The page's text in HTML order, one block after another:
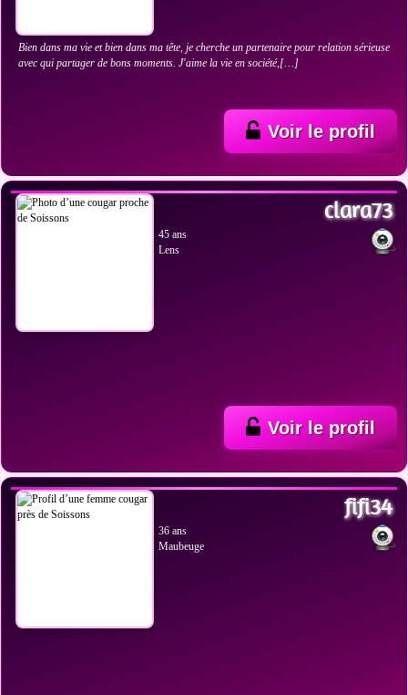
Bien dans ma vie et bien dans ma tête, je cherche un partenaire pour relation sérieuse
avec qui partager de bons moments. J'aime la vie en société,[…]
Voir le profil
clara73
45 ans
Lens
Voir le profil
fifi34
36 ans
Maubeuge